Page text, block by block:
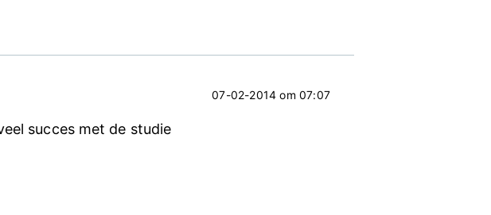
07-02-2014 om 07:07
succes met de studie